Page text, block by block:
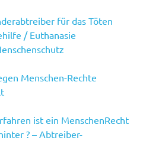
für das Töten
/ Euthanasie
Menschen-Rechte
ist ein MenschenRecht
? – Abtreiber-